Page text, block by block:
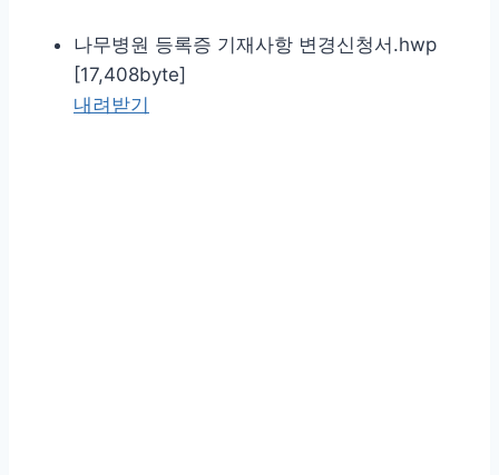
나무병원 등록증 기재사항 변경신청서.hwp
[17,408byte]
내려받기